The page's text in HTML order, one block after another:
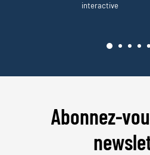
interactive
Abonnez-